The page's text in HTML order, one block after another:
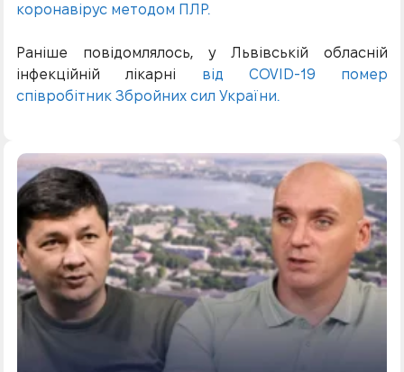
коронавірус методом ПЛР.
Раніше повідомлялось, у Львівській обласній
інфекційній лікарні від COVID-19 помер
співробітник Збройних сил України.